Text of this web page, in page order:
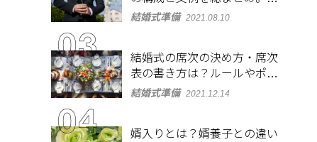
張しないコツも紹介
結婚式準備 2021.08.10
結婚式の席次の決め方・席次
表の書き方は？ルールやポイ
ントをチェック
結婚式準備 2021.12.14
婿入りとは？婿養子との違い